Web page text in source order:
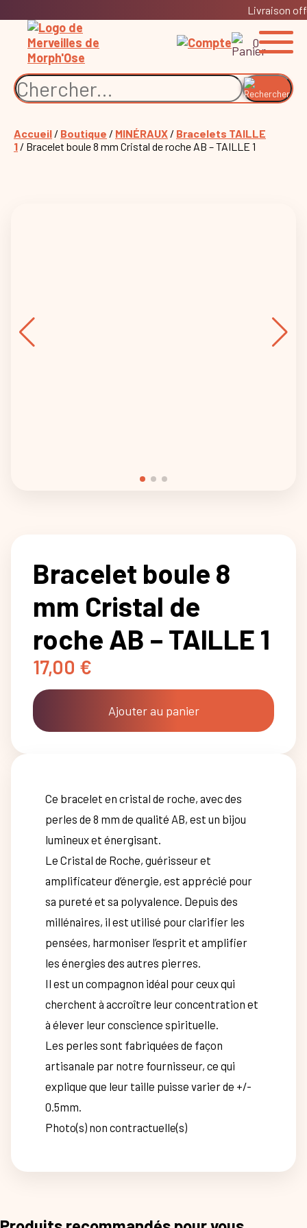
Livraison
0
Accueil / Boutique / MINÉRAUX / Bracelets TAILLE
1 / Bracelet boule 8 mm Cristal de roche AB – TAILLE 1
Bracelet boule 8
mm Cristal de
roche AB – TAILLE 1
17,00 €
Ajouter au panier
Ce bracelet en cristal de roche, avec des
perles de 8 mm de qualité AB, est un bijou
lumineux et énergisant.
Le Cristal de Roche, guérisseur et
amplificateur d’énergie, est apprécié pour
sa pureté et sa polyvalence. Depuis des
millénaires, il est utilisé pour clarifier les
pensées, harmoniser l’esprit et amplifier
les énergies des autres pierres.
Il est un compagnon idéal pour ceux qui
cherchent à accroître leur concentration et
à élever leur conscience spirituelle.
Les perles sont fabriquées de façon
artisanale par notre fournisseur, ce qui
explique que leur taille puisse varier de +/-
0.5mm.
Photo(s) non contractuelle(s)